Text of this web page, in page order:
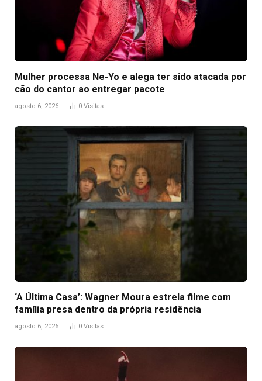
Mulher processa Ne-Yo e alega ter sido atacada por
cão do cantor ao entregar pacote
agosto 6, 2026 0 Visitas
‘A Última Casa’: Wagner Moura estrela filme com
família presa dentro da própria residência
agosto 6, 2026 0 Visitas